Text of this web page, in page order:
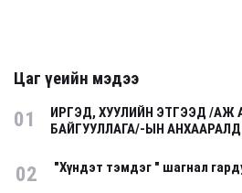
Цаг үеийн мэдээ
01
ИРГЭД, ХУУЛИЙН ЭТГЭЭД /АЖ
БАЙГУУЛЛАГА/-ЫН
02 "Хүндэт тэмдэг " шагнал